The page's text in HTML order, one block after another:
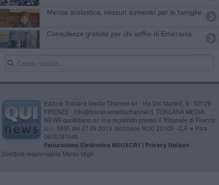
Mensa scolastica, nessun aumento per le famiglie
Consulenze gratuite per chi soffre di Emicrania
Editore Toscana Media Channel srl - Via Dei Martelli, 8 - 50129
FIRENZE - info@toscanamediachannel.it. TOSCANA MEDIA
NEWS quotidiano on line registrato presso il Tribunale di Firenze
al n. 5935 del 27.09.2013. Iscrizione ROC 22105 - C.F. e P.Iva
0620787048
Fatturazione Elettronica M5UXCR1 | Privacy Nielsen
Direttore responsabile Marco Migli